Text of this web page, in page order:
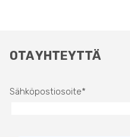
OTA YHTEYTTÄ
Sähköpostiosoite*